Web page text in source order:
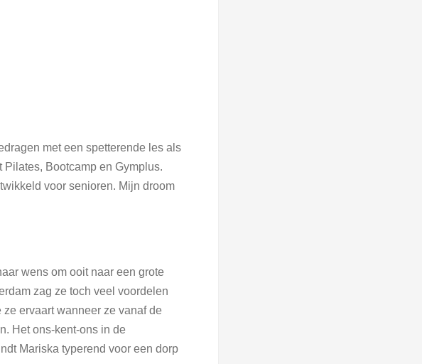
met een spetterende les als
Bootcamp en Gymplus.
voor senioren. Mijn droom
wens om ooit naar een grote
zag ze toch veel voordelen
ze ervaart wanneer ze vanaf de
Het ons-kent-ons in de
Mariska typerend voor een dorp